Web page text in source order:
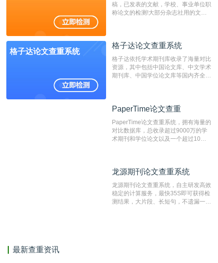
稿，已发表的文献，学校、事业单位职
称论文的检测!大部分杂志社用的文献
编辑部检测来稿和已发表的文献,检测
测时注意填写第一作者,才能排除已发
表文献复制比。（限制字符数1万）
格子达论文查重系统
格子达论文查重系统
格子达依托学术期刊库收录了海量对比
资源，其中包括中国论文库、中文学术
期刊库、中国学位论文库等国内齐全的
系统，可检测中文、英文两种语言的论
PaperTime论文查重
PaperTime论文查重系统，拥有海量的
对比数据库，总收录超过9000万的学
术期刊和学位论文以及一个超过10亿
对，利用指纹索引快速而精准地在云检
有相似的片段，该项技术检测速度快、
准确率高，市场反映良好。
龙源期刊论文查重系统
龙源期刊论文查重系统，自主研发高效
稳定的计算服务，最快35S即可获得检
测结果，大片段、长短句，不遗漏一处
最新查重资讯